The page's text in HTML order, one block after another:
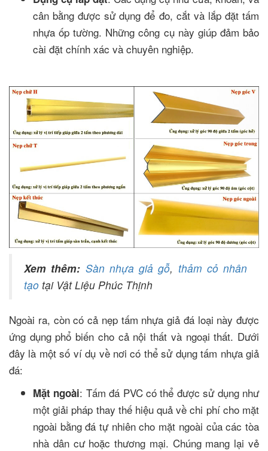
cân bằng được sử dụng để đo, cắt và lắp đặt tấm
nhựa ốp tường. Những công cụ này giúp đảm bảo
cài đặt chính xác và chuyên nghiệp.
Xem thêm: Sàn nhựa giả gỗ, thảm cỏ nhân
tạo tại Vật Liệu Phúc Thịnh
Ngoài ra, còn có cả nẹp tấm nhựa giả đá loại này được
ứng dụng phổ biến cho cả nội thất và ngoại thất. Dưới
đây là một số ví dụ về nơi có thể sử dụng tấm nhựa giả
đá:
Mặt ngoài: Tấm đá PVC có thể được sử dụng như
một giải pháp thay thế hiệu quả về chi phí cho mặt
ngoài bằng đá tự nhiên cho mặt ngoài của các tòa
nhà dân cư hoặc thương mại. Chúng mang lại vẻ